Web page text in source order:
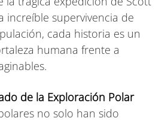
increíble supervivencia de
cada historia es un
humana frente a
de la Exploración Polar
no solo han sido